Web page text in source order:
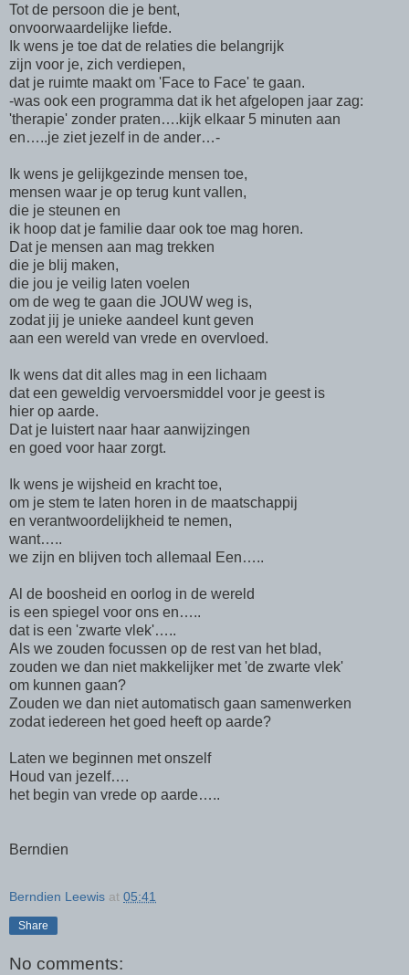
Tot de persoon die je bent,
onvoorwaardelijke liefde.
Ik wens je toe dat de relaties die belangrijk
zijn voor je, zich verdiepen,
dat je ruimte maakt om 'Face to Face' te gaan.
-was ook een programma dat ik het afgelopen jaar zag:
'therapie' zonder praten….kijk elkaar 5 minuten aan
en…..je ziet jezelf in de ander…-
Ik wens je gelijkgezinde mensen toe,
mensen waar je op terug kunt vallen,
die je steunen en
ik hoop dat je familie daar ook toe mag horen.
Dat je mensen aan mag trekken
die je blij maken,
die jou je veilig laten voelen
om de weg te gaan die JOUW weg is,
zodat jij je unieke aandeel kunt geven
aan een wereld van vrede en overvloed.
Ik wens dat dit alles mag in een lichaam
dat een geweldig vervoersmiddel voor je geest is
hier op aarde.
Dat je luistert naar haar aanwijzingen
en goed voor haar zorgt.
Ik wens je wijsheid en kracht toe,
om je stem te laten horen in de maatschappij
en verantwoordelijkheid te nemen,
want…..
we zijn en blijven toch allemaal Een…..
Al de boosheid en oorlog in de wereld
is een spiegel voor ons en…..
dat is een 'zwarte vlek'…..
Als we zouden focussen op de rest van het blad,
zouden we dan niet makkelijker met 'de zwarte vlek'
om kunnen gaan?
Zouden we dan niet automatisch gaan samenwerken
zodat iedereen het goed heeft op aarde?
Laten we beginnen met onszelf
Houd van jezelf….
het begin van vrede op aarde…..
Berndien
Berndien Leewis at 05:41
Share
No comments: